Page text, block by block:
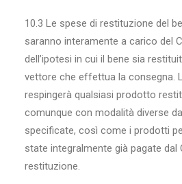
10.3 Le spese di restituzione del
saranno interamente a carico del
dell’ipotesi in cui il bene sia
vettore che effettua la consegna.
respingerà qualsiasi prodotto
comunque con modalità diverse
specificate, così come i prodotti
state integralmente già pagate dal
restituzione.